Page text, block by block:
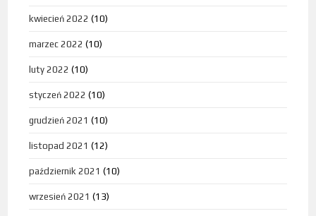
kwiecień 2022 (10)
marzec 2022 (10)
luty 2022 (10)
styczeń 2022 (10)
grudzień 2021 (10)
listopad 2021 (12)
październik 2021 (10)
wrzesień 2021 (13)